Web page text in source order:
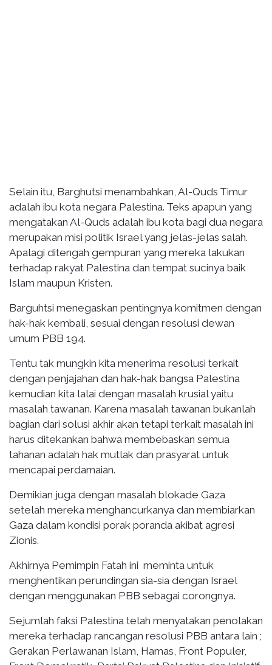
Selain itu, Barghutsi menambahkan, Al-Quds Timur
adalah ibu kota negara Palestina. Teks apapun yang
mengatakan Al-Quds adalah ibu kota bagi dua negara
merupakan misi politik Israel yang jelas-jelas salah.
Apalagi ditengah gempuran yang mereka lakukan
terhadap rakyat Palestina dan tempat sucinya baik
Islam maupun Kristen.
Barguhtsi menegaskan pentingnya komitmen dengan
hak-hak kembali, sesuai dengan resolusi dewan
umum PBB 194.
Tentu tak mungkin kita menerima resolusi terkait
dengan penjajahan dan hak-hak bangsa Palestina
kemudian kita lalai dengan masalah krusial yaitu
masalah tawanan. Karena masalah tawanan bukanlah
bagian dari solusi akhir akan tetapi terkait masalah ini
harus ditekankan bahwa membebaskan semua
tahanan adalah hak mutlak dan prasyarat untuk
mencapai perdamaian.
Demikian juga dengan masalah blokade Gaza
setelah mereka menghancurkanya dan membiarkan
Gaza dalam kondisi porak poranda akibat agresi
Zionis.
Akhirnya Pemimpin Fatah ini meminta untuk
menghentikan perundingan sia-sia dengan Israel
dengan menggunakan PBB sebagai corongnya.
Sejumlah faksi Palestina telah menyatakan penolakan
mereka terhadap rancangan resolusi PBB antara lain ;
Gerakan Perlawanan Islam, Hamas, Front Populer,